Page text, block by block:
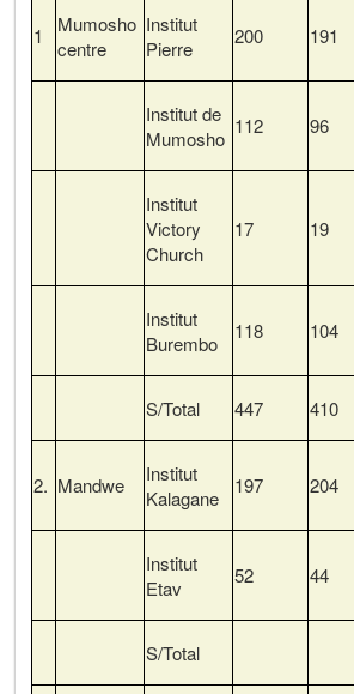
1
Mumosho
centre
Institut
Pierre
200 191
Institut de
Mumosho
112 96
Institut
Victory
Church
17 19
Institut
Burembo
118 104
S/Total 447 410
2. Mandwe
Institut
Kalagane
197 204
Institut
Etav
52 44
S/Total